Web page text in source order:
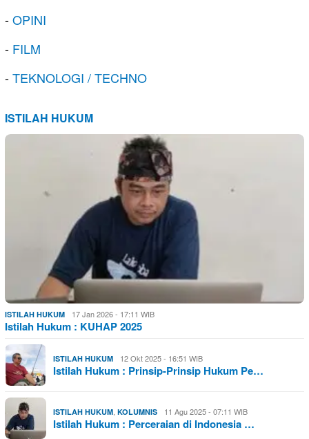
-OPINI
- FILM
-TEKNOLOGI / TECHNO
ISTILAH HUKUM
ISTILAH HUKUM 17 Jan 2026 - 17:11 WIB
Istilah Hukum : KUHAP 2025
ISTILAH HUKUM 12 Okt 2025 - 16:51 WIB
Istilah Hukum : Prinsip-Prinsip Hukum Pe…
ISTILAH HUKUM, KOLUMNIS 11 Agu 2025 - 07:11 WIB
Istilah Hukum : Perceraian di Indonesia …